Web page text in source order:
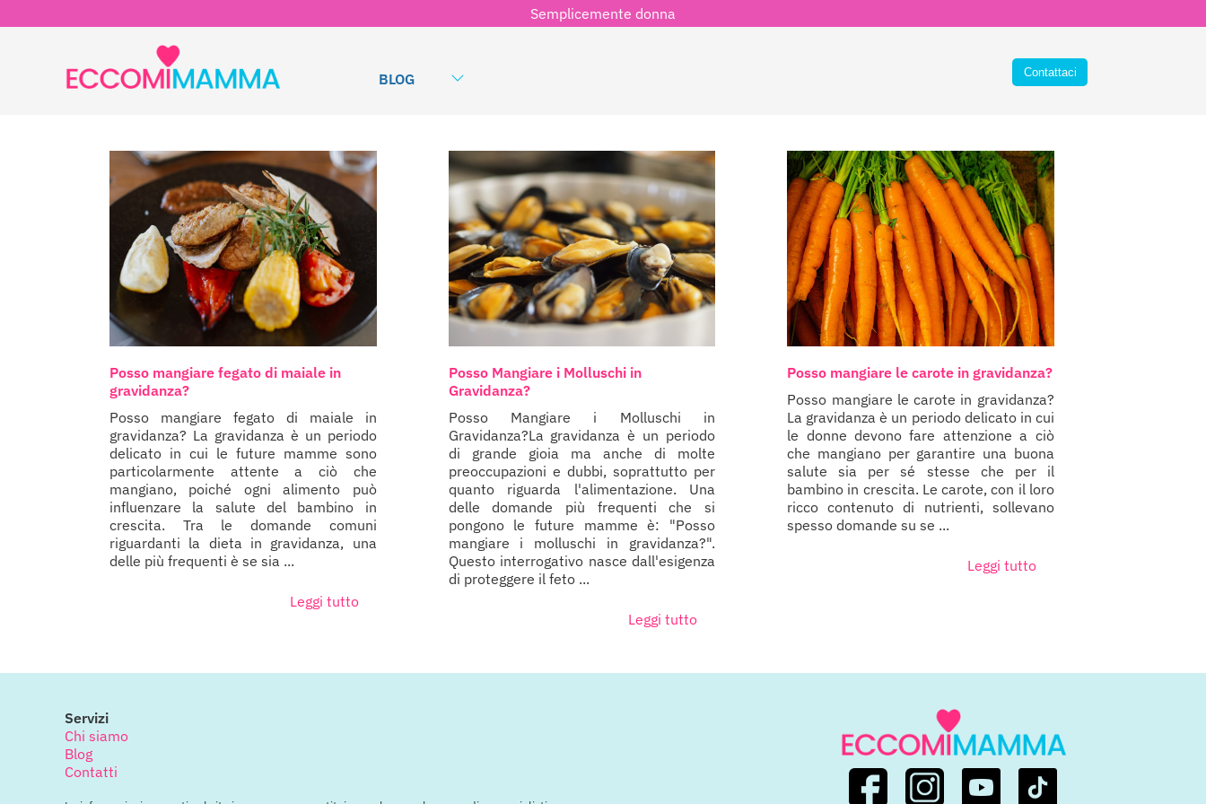
Semplicemente donna
BLOG
Posso mangiare fegato di maiale in
gravidanza?
Posso mangiare fegato di maiale in
gravidanza? La gravidanza è un periodo
delicato in cui le future mamme sono
particolarmente attente a ciò che
mangiano, poiché ogni alimento può
influenzare la salute del bambino in
crescita. Tra le domande comuni
riguardanti la dieta in gravidanza, una
delle più frequenti è se sia ...
Leggi tutto
Posso Mangiare i Molluschi in
Gravidanza?
Posso Mangiare i Molluschi in
Gravidanza?La gravidanza è un periodo
di grande gioia ma anche di molte
preoccupazioni e dubbi, soprattutto per
quanto riguarda l'alimentazione. Una
delle domande più frequenti che si
pongono le future mamme è: "Posso
mangiare i molluschi in gravidanza?".
Questo interrogativo nasce dall'esigenza
di proteggere il feto ...
Leggi tutto
Posso mangiare le carote in gravidanza?
Posso mangiare le carote in gravidanza?
La gravidanza è un periodo delicato in cui
le donne devono fare attenzione a ciò
che mangiano per garantire una buona
salute sia per sé stesse che per il
bambino in crescita. Le carote, con il loro
ricco contenuto di nutrienti, sollevano
spesso domande su se ...
Leggi tutto
Servizi
Chi siamo
Blog
Contatti